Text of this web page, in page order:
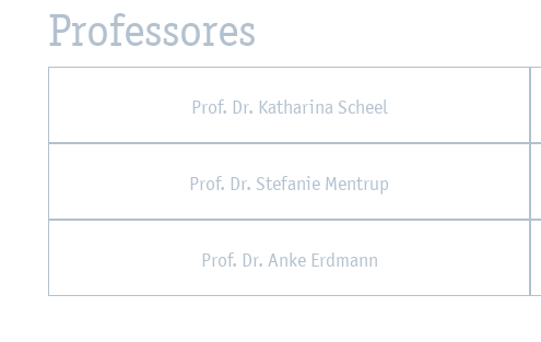
Pro­fes­so­res
Prof. Dr. Ka­tha­ri­na Scheel
Prof. Dr. Ste­fa­nie Men­trup
Prof. Dr. Anke Erd­mann